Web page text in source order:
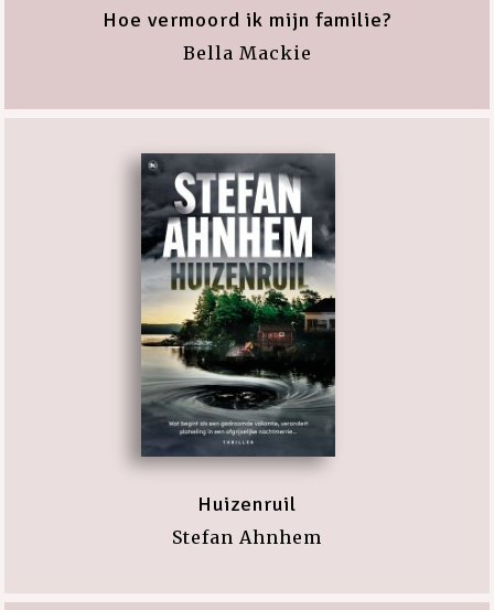
Hoe vermoord ik mijn familie?
Bella Mackie
Huizenruil
Stefan Ahnhem